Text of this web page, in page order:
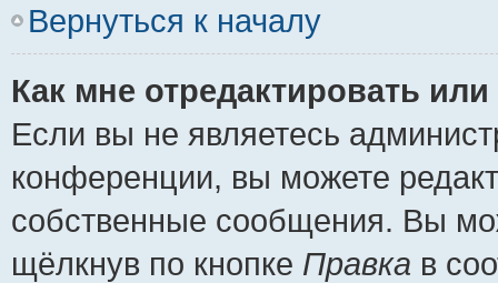
Вернуться к началу
Как мне отредактировать
Если вы не являетесь
конференции, вы можете
собственные сообщения. Вы
щёлкнув по кнопке Правка в